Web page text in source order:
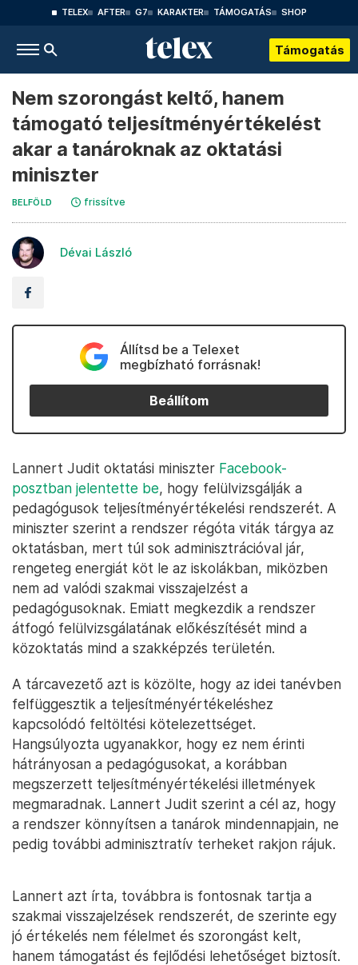
TELEX AFTER G7 KARAKTER TÁMOGATÁS SHOP
Támogatás
Nem szorongást keltő, hanem
támogató teljesítményértékelést
akar a tanároknak az oktatási
miniszter
BELFÖLD frissítve
Dévai László
Állítsd be a Telexet
megbízható forrásnak!
Beállítom
Lannert Judit oktatási miniszter Facebook-
posztban jelentette be, hogy felülvizsgálják a
pedagógusok teljesítményértékelési rendszerét. A
miniszter szerint a rendszer régóta viták tárgya az
oktatásban, mert túl sok adminisztrációval jár,
rengeteg energiát köt le az iskolákban, miközben
nem ad valódi szakmai visszajelzést a
pedagógusoknak. Emiatt megkezdik a rendszer
átfogó felülvizsgálatának előkészítését mind a
közoktatás mind a szakképzés területén.
A tárcavezető azt is közölte, hogy az idei tanévben
felfüggesztik a teljesítményértékeléshez
kapcsolódó feltöltési kötelezettséget.
Hangsúlyozta ugyanakkor, hogy ez nem érinti
hátrányosan a pedagógusokat, a korábban
megszerzett teljesítményértékelési illetmények
megmaradnak. Lannert Judit szerint a cél az, hogy
a rendszer könnyítsen a tanárok mindennapjain, ne
pedig további adminisztratív terheket rakjon rájuk.
Lannert azt írta, továbbra is fontosnak tartja a
szakmai visszajelzések rendszerét, de szerinte egy
jó értékelés nem félelmet és szorongást kelt,
hanem támogatást és fejlődési lehetőséget biztosít.